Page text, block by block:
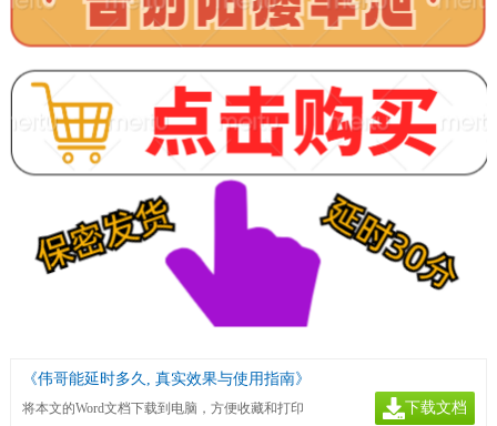
《伟哥能延时多久, 真实效果与使用指南》
将本文的Word文档下载到电脑，方便收藏和打印
下载文档